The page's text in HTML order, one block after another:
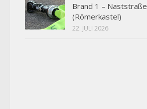
Brand 1 – Naststraße
(Römerkastel)
22. JULI 2026